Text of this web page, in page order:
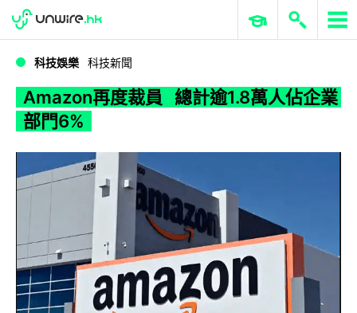
WWDC 2026 ERP 與商業 AI
科技娛樂 科技新聞
Amazon再度裁員 總計逾1.8萬人佔企業
部門6%